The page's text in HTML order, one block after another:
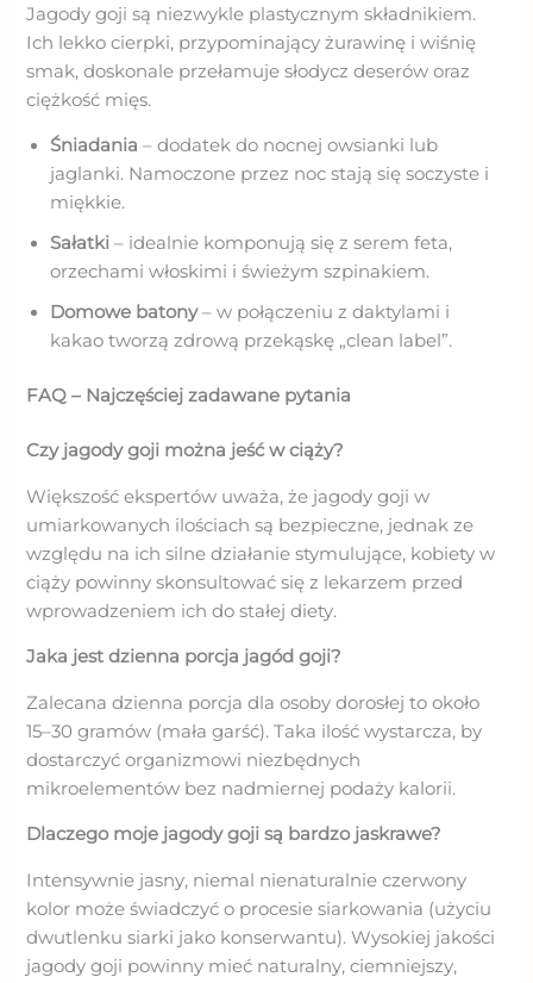
Jagody goji są niezwykle plastycznym składnikiem.
Ich lekko cierpki, przypominający żurawinę i wiśnię
smak, doskonale przełamuje słodycz deserów oraz
ciężkość mięs.
Śniadania– dodatek do nocnej owsianki lub
jaglanki. Namoczone przez noc stają się soczyste i
miękkie.
Sałatki– idealnie komponują się z serem feta,
orzechami włoskimi i świeżym szpinakiem.
Domowe batony– w połączeniu z daktylami i
kakao tworzą zdrową przekąskę „clean label”.
FAQ – Najczęściej zadawane pytania
Czy jagody goji można jeść w ciąży?
Większość ekspertów uważa, że jagody goji w
umiarkowanych ilościach są bezpieczne, jednak ze
względu na ich silne działanie stymulujące, kobiety w
ciąży powinny skonsultować się z lekarzem przed
wprowadzeniem ich do stałej diety.
Jaka jest dzienna porcja jagód goji?
Zalecana dzienna porcja dla osoby dorosłej to około
15–30 gramów (mała garść). Taka ilość wystarcza, by
dostarczyć organizmowi niezbędnych
mikroelementów bez nadmiernej podaży kalorii.
Dlaczego moje jagody goji są bardzo jaskrawe?
Intensywnie jasny, niemal nienaturalnie czerwony
kolor może świadczyć o procesie siarkowania (użyciu
dwutlenku siarki jako konserwantu). Wysokiej jakości
jagody goji powinny mieć naturalny, ciemniejszy,